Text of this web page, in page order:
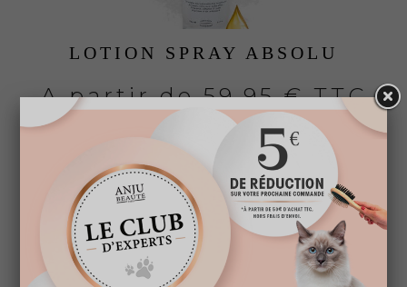
LOTION SPRAY ABSOLU
A partir de59,95 € TTC